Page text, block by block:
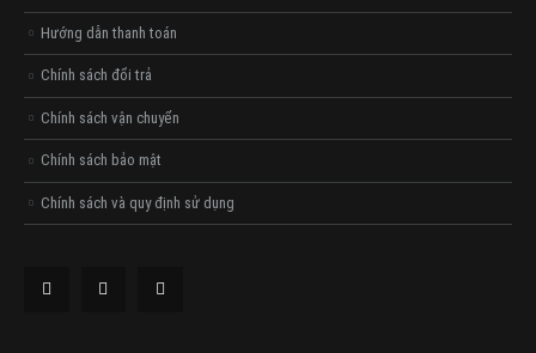
Hướng dẫn thanh toán
Chính sách đổi trả
Chính sách vận chuyển
Chính sách bảo mật
Chính sách và quy định sử dụng